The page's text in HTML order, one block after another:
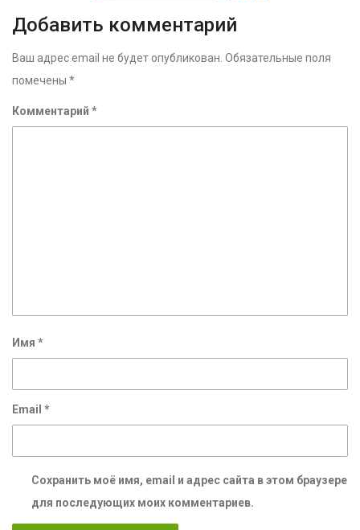
Добавить комментарий
Ваш адрес email не будет опубликован. Обязательные поля
помечены *
Комментарий *
Имя *
Email *
Сохранить моё имя, email и адрес сайта в этом браузере
для последующих моих комментариев.